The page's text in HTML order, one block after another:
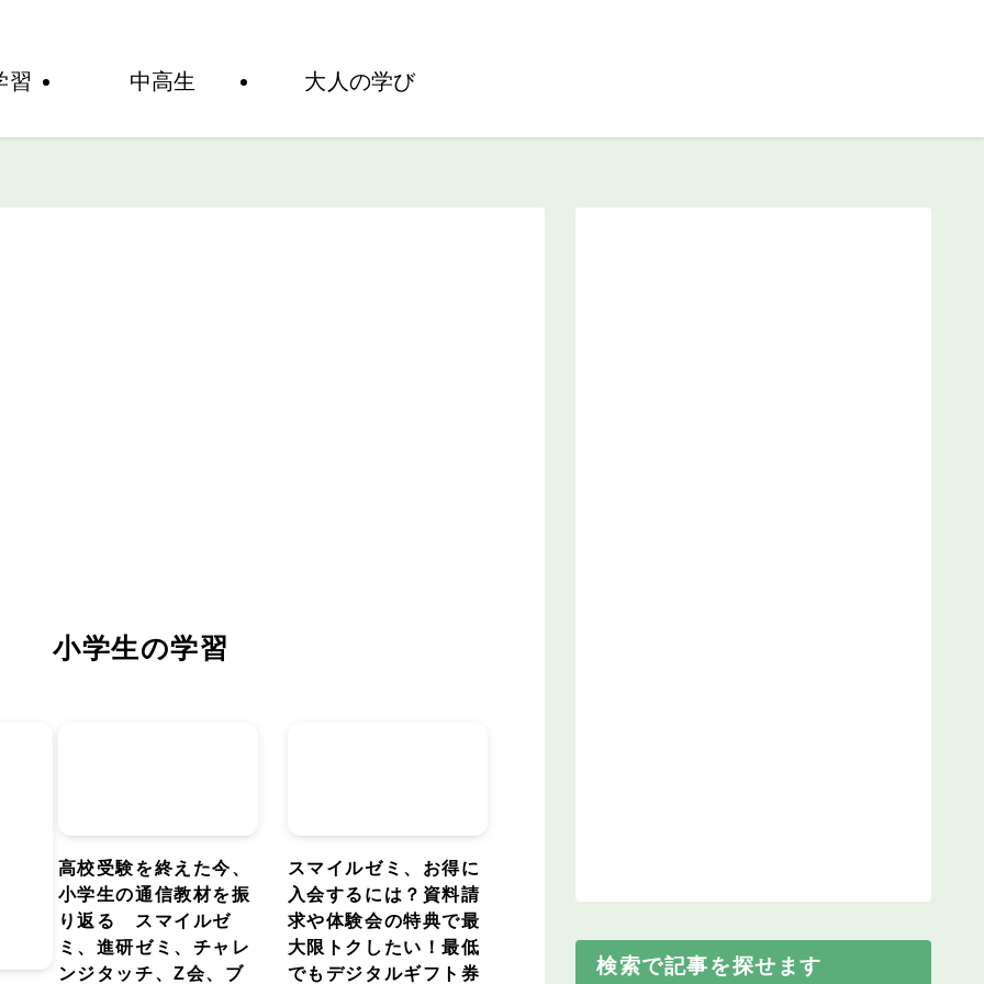
習 中高生 大人の学び
小学生の学習
高校受験を終えた今、
小学生の通信教材を振
り返る スマイルゼ
ミ、進研ゼミ、チャレ
ンジタッチ、Z会、ブ
スマイルゼミ、お得に
入会するには？資料請
求や体験会の特典で最
大限トクしたい！最低
でもデジタルギフト券
検索で記事を探せます